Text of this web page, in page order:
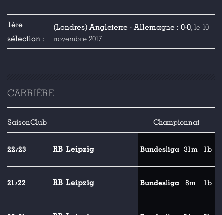
1ère
sélection :
(Londres) Angleterre - Allemagne : 0-0, le 10
novembre 2017
CARRIÈRE
SaisonClub Championnat
22/23 RB Leipzig Bundesliga 31m 1b
21/22 RB Leipzig Bundesliga 8m 1b